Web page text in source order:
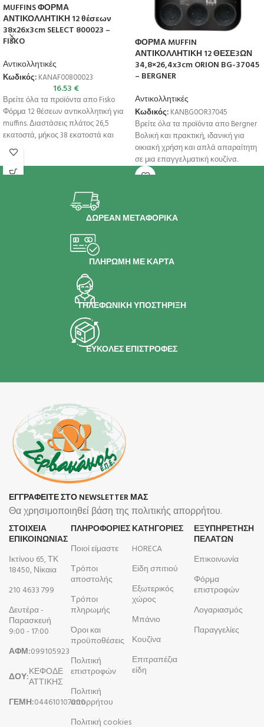
MUFFINS ΦΟΡΜΑ
ΑΝΤΙΚΟΛΛΗΤΙΚΗ 12 θέσεων
38x26x3cm SELECT 800023 –
FISKO
Αντικολλητικές
Κωδικός: KANAF00800023
16.53 €
Βρείτε όλα τα προϊόντα απο Fisko
Φόρμα 12 θέσεων αντικολλητική για
muffins. Διαστάσεις πλάτος 26,5
εκατοστά, μήκος 38 εκατοστά και
ΦΟΡΜΑ MUFFIN
ΑΝΤΙΚΟΛΛΗΤΙΚΗ 12 ΘΕΣΕ3ΩΝ
34,8×26,4x3cm ORION BG-37045
– BERGNER
Αντικολλητικές
Κωδικός: KANBG0OR37045
Βρείτε όλα τα προϊόντα απο Bergner
Βολική και πρακτική, ιδανική για
οικιακή χρήση και απλά απαραίτητη
σε μια επαγγελματική κουζίνα.
ΔΩΡΕΑΝ ΜΕΤΑΦΟΡΙΚΑ
ΠΛΗΡΩΜΗ ΜΕ ΚΑΡΤΑ
ΤΗΛΕΦΩΝΙΚΗ ΥΠΟΣΤΗΡΙΞΗ
ΕΥΚΟΛΕΣ ΕΠΙΣΤΡΟΦΕΣ
ΕΓΓΡΑΦΕΙΤΕ ΣΤΟ NEWSLETTER ΜΑΣ
Θα χρησιμοποιηθεί βάση της πολιτικής απορρήτου.
ΣΤΟΙΧΕΙΑ
ΕΠΙΚΟΙΝΩΝΙΑΣ
Ικτίνου 65, ΤΚ
18450, Νίκαια
210 4633 799
Δευτέρα -
Παρασκευή
9:00 - 17:00
ΑΦΜ:099105923
ΔΟΥ:ΚΕΦΟΔΕ
ΑΤΤΙΚΗΣ
ΓΕΜΗ:044610107000
ΠΛΗΡΟΦΟΡΊΕΣ
Ποιοί είμαστε
Τρόποι
αποστολής
Τρόποι
πληρωμής
Όροι και
προϋποθέσεις
Πολιτική
επιστροφών
Πολιτική
απορρήτου
Πολιτική cookies
ΚΑΤΗΓΟΡΙΕΣ
HORECA
Είδη σπιτιού
Εξωτερικός
χώρος
Μπάνιο
Κουζίνα
Επιτραπέζια
είδη
ΕΞΥΠΗΡΕΤΗΣΗ
ΠΕΛΑΤΩΝ
Επικοινωνία
Φόρμα
επιστροφών
Λογαριασμός
Παραγγελίες